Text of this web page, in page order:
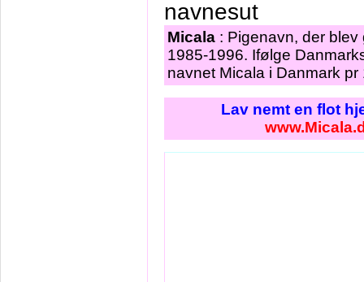
Micala : Pigenavn, der
1985-1996. Ifølge
navnet Micala i Danmark pr
Lav nemt en flot